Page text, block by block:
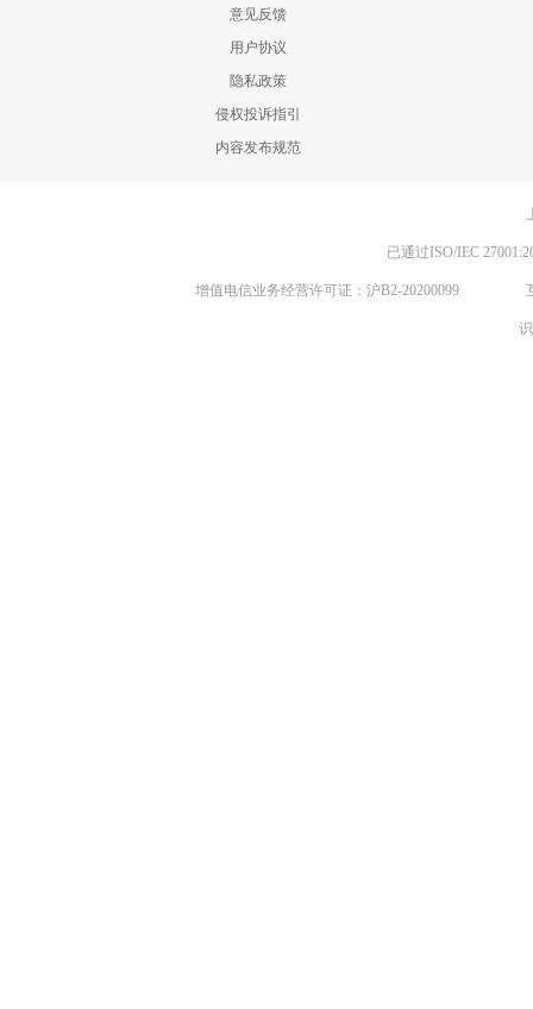
意见反馈
用户协议
隐私政策
侵权投诉指引
内容发布规范
已通过ISO/IEC
增值电信业务经营许可证：沪B2-20200099